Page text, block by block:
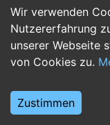
Wir verwenden
Nutzererfahrung
unserer Webseite
von Cookies zu.
Zustimmen
bist du auf
Hier findest du
Assistenzärzte
Inneren Medizin
deine Karriere
passende Klinik